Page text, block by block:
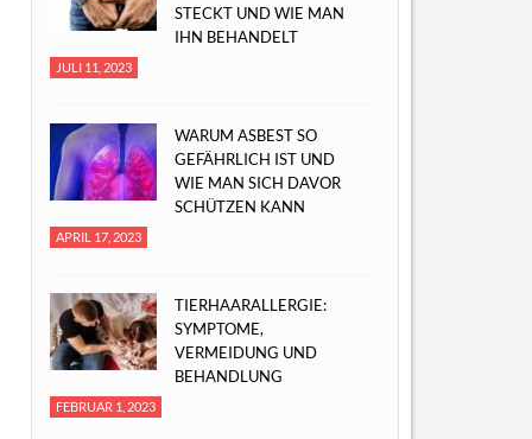
STECKT UND WIE MAN
IHN BEHANDELT
JULI 11, 2023
WARUM ASBEST SO
GEFÄHRLICH IST UND
WIE MAN SICH DAVOR
SCHÜTZEN KANN
APRIL 17, 2023
TIERHAARALLERGIE:
SYMPTOME,
VERMEIDUNG UND
BEHANDLUNG
FEBRUAR 1, 2023